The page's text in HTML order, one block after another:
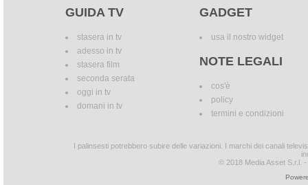
GUIDA TV
stasera in tv
adesso in tv
stasera film
seconda serata
oggi in tv
domani in tv
GADGET
usa il nostro widget
NOTE LEGALI
cos'è
policy
termini e condizioni
I palinsesti potrebbero subire delle variazioni. I marchi dei canali
© 2018 Media Asset S.r.l.